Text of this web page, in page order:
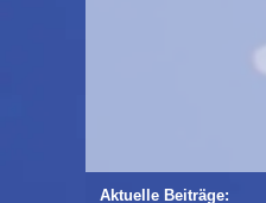
Aktuelle Beiträge: